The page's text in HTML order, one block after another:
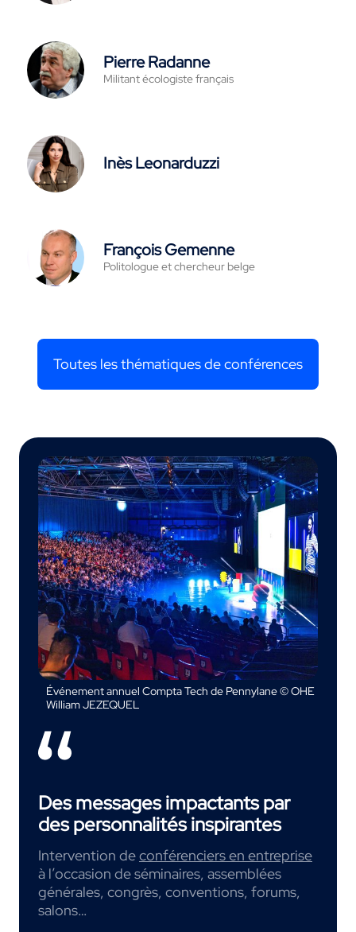
Pierre Radanne
Militant écologiste français
Inès Leonarduzzi
François Gemenne
Politologue et chercheur belge
Toutes les thématiques de conférences
Événement annuel Compta Tech de Pennylane © OHE
William JEZEQUEL
Des messages impactants par
des personnalités inspirantes
Intervention deconférenciers en entreprise
à l’occasion de séminaires, assemblées
générales, congrès, conventions, forums,
salons…